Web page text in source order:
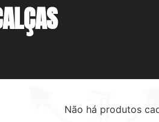
Não há produtos